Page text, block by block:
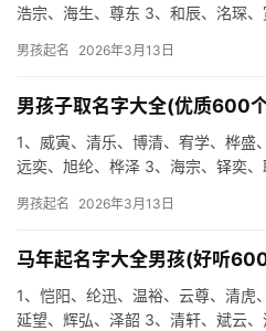
浩宗、海生、尊东 3、和辰、洺琛
男孩起名 2026年3月13日
男孩子取名字大全(优质600
1、威寅、清乐、博清、宥学、桦盛
远奕、旭纶、桦泽 3、海宗、铎奕
男孩起名 2026年3月13日
马年起名字大全男孩(好听
1、恺阳、纶迅、温裕、云尊、清虎
延望、辉弘、泽韶 3、清轩、斌云